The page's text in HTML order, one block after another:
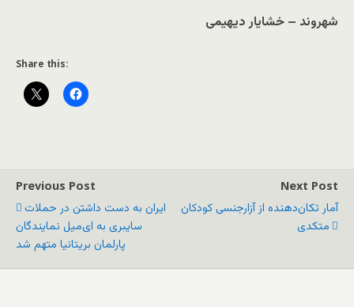
شهروند – خشایار دیهیمی
Share this:
Previous Post
ایران به دست داشتن در حملات
سایبری به ای‌میل نمایندگان
پارلمان بریتانیا متهم شد
Next Post
آمار تکان‌دهنده از آزارجنسی کودکان
متکدی